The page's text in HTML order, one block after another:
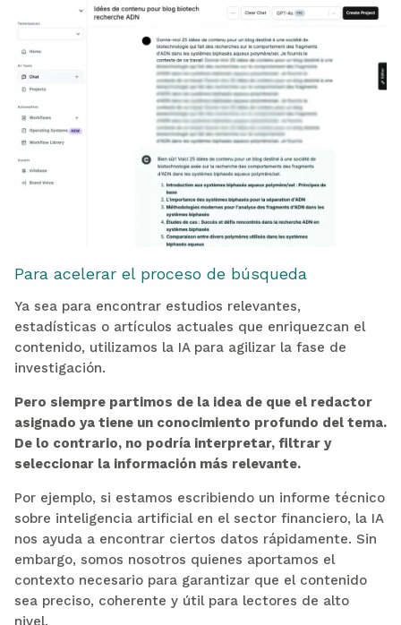
Para acelerar el proceso de búsqueda
Ya sea para encontrar estudios relevantes,
estadísticas o artículos actuales que enriquezcan el
contenido, utilizamos la IA para agilizar la fase de
investigación.
Pero siempre partimos de la idea de que el redactor
asignado ya tiene un conocimiento profundo del tema.
De lo contrario, no podría interpretar, filtrar y
seleccionar la información más relevante.
Por ejemplo, si estamos escribiendo un informe técnico
sobre inteligencia artificial en el sector financiero, la IA
nos ayuda a encontrar ciertos datos rápidamente. Sin
embargo, somos nosotros quienes aportamos el
contexto necesario para garantizar que el contenido
sea preciso, coherente y útil para lectores de alto
nivel.